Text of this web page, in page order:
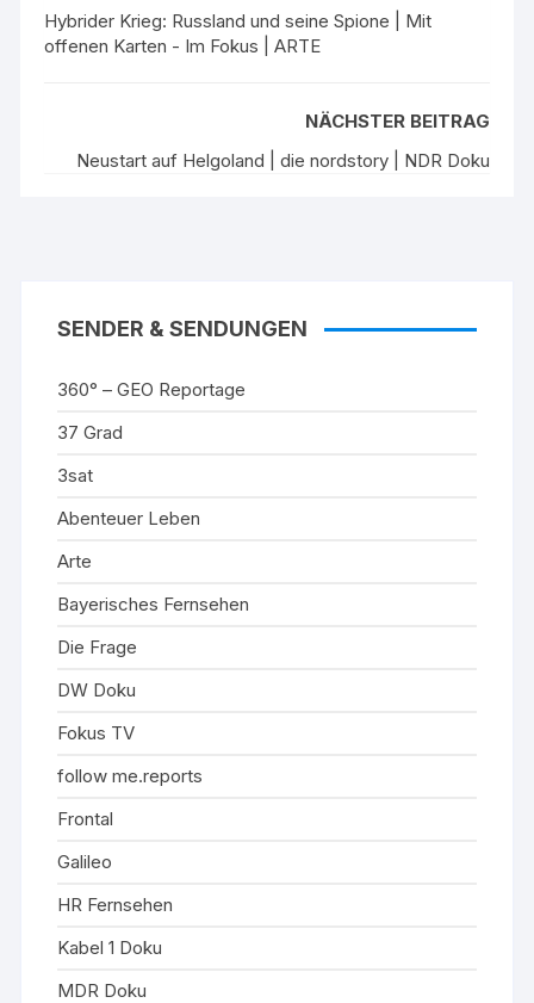
Hybrider Krieg: Russland und seine Spione | Mit
offenen Karten - Im Fokus | ARTE
NÄCHSTER BEITRAG
Neustart auf Helgoland | die nordstory | NDR Doku
SENDER & SENDUNGEN
360° – GEO Reportage
37 Grad
3sat
Abenteuer Leben
Arte
Bayerisches Fernsehen
Die Frage
DW Doku
Fokus TV
follow me.reports
Frontal
Galileo
HR Fernsehen
Kabel 1 Doku
MDR Doku